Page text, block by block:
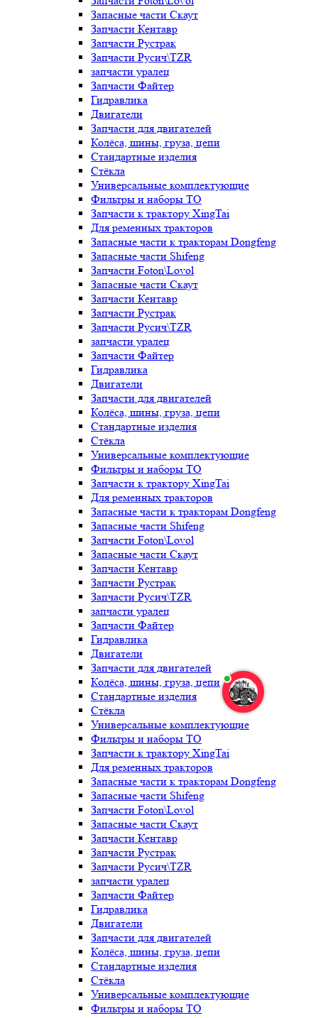
Запасные части Скаут
Запчасти Кентавр
Запчасти Рустрак
Запчасти Русич\TZR
запчасти уралец
Запчасти Файтер
Гидравлика
Двигатели
Запчасти для двигателей
Колёса, шины, груза, цепи
Стандартные изделия
Стёкла
Универсальные комплектующие
Фильтры и наборы ТО
Запчасти к трактору XingTai
Для ременных тракторов
Запасные части к тракторам Dongfeng
Запасные части Shifeng
Запчасти Foton\Lovol
Запасные части Скаут
Запчасти Кентавр
Запчасти Рустрак
Запчасти Русич\TZR
запчасти уралец
Запчасти Файтер
Гидравлика
Двигатели
Запчасти для двигателей
Колёса, шины, груза, цепи
Стандартные изделия
Стёкла
Универсальные комплектующие
Фильтры и наборы ТО
Запчасти к трактору XingTai
Для ременных тракторов
Запасные части к тракторам Dongfeng
Запасные части Shifeng
Запчасти Foton\Lovol
Запасные части Скаут
Запчасти Кентавр
Запчасти Рустрак
Запчасти Русич\TZR
запчасти уралец
Запчасти Файтер
Гидравлика
Двигатели
Запчасти для двигателей
Колёса, шины, груза, цепи
Стандартные изделия
Стёкла
Универсальные комплектующие
Фильтры и наборы ТО
Запчасти к трактору XingTai
Для ременных тракторов
Запасные части к тракторам Dongfeng
Запасные части Shifeng
Запчасти Foton\Lovol
Запасные части Скаут
Запчасти Кентавр
Запчасти Рустрак
Запчасти Русич\TZR
запчасти уралец
Запчасти Файтер
Гидравлика
Двигатели
Запчасти для двигателей
Колёса, шины, груза, цепи
Стандартные изделия
Стёкла
Универсальные комплектующие
Фильтры и наборы ТО